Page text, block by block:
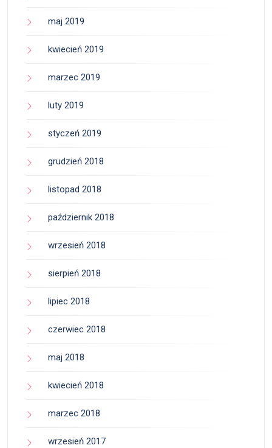
maj 2019
kwiecień 2019
marzec 2019
luty 2019
styczeń 2019
grudzień 2018
listopad 2018
październik 2018
wrzesień 2018
sierpień 2018
lipiec 2018
czerwiec 2018
maj 2018
kwiecień 2018
marzec 2018
wrzesień 2017